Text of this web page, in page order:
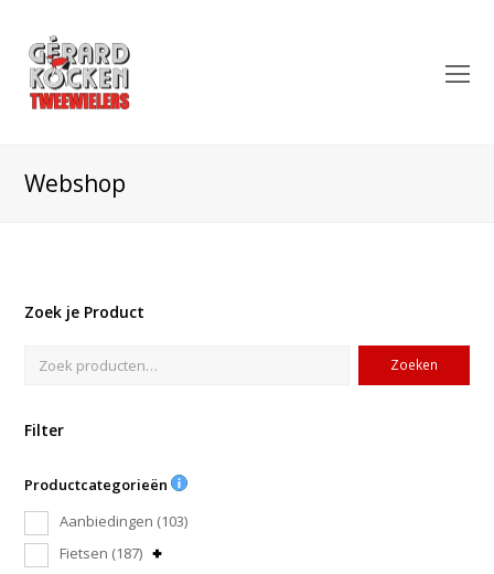
Webshop
Zoek je Product
Zoeken
Filter
Productcategorieën
Aanbiedingen (103)
Fietsen (187)